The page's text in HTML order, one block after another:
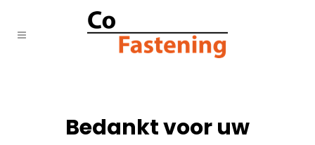
Bedankt voor uw